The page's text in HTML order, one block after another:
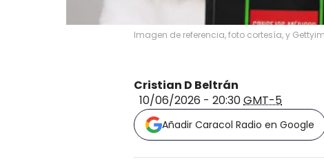
Imagen de referencia, foto cortesía, y
Cristian D Beltrán
10/06/2026 - 20:30GMT-5
Añadir Caracol Radio en Google